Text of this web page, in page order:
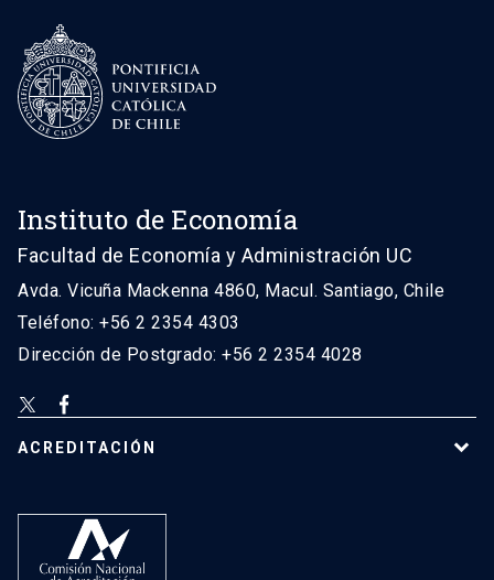
Instituto de Economía
Facultad de Economía y Administración UC
Avda. Vicuña Mackenna 4860, Macul. Santiago, Chile
Teléfono: +56 2 2354 4303
Dirección de Postgrado: +56 2 2354 4028
ACREDITACIÓN